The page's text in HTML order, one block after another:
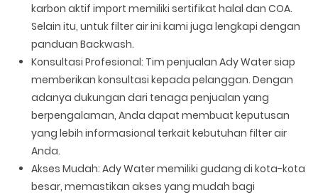
karbon aktif import memiliki sertifikat halal dan COA.
Selain itu, untuk filter air ini kami juga lengkapi dengan
panduan Backwash.
Konsultasi Profesional: Tim penjualan Ady Water siap
memberikan konsultasi kepada pelanggan. Dengan
adanya dukungan dari tenaga penjualan yang
berpengalaman, Anda dapat membuat keputusan
yang lebih informasional terkait kebutuhan filter air
Anda.
Akses Mudah: Ady Water memiliki gudang di kota-kota
besar, memastikan akses yang mudah bagi